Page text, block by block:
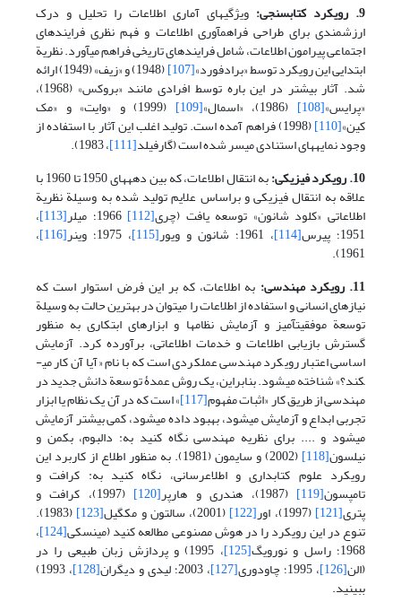
9. رویکرد کتاب­سنجی:
ویژگیهای آماری اطلاعات را تحلیل و درک
ارزشمندی برای طراحی فراهم­آوری اطلاعات و فهم نظری فرایندهای
اجتماعی پیرامون اطلاعات، شامل فرایندهای تاریخی فراهم می­آورد. نظریة
ابتدایی این رویکرد توسط «برادفورد»[107] (1948) و «زیف» (1949) ارائه
شد. آثار بیشتر در این باره توسط افرادی مانند «بروکس» (1968)،
«پرایس»[108] (1986)، «اسمال» [109] (1999) و «وایت» و «مک
کین»[110] (1998) فراهم آمده است. تولید اغلب این آثار با استفاده از
وجود نمایه­های استنادی میسر شده است (گارفیلد[111]
، 1983).
10. رویکرد فیزیکی:
به انتقال اطلاعات، که بین دهه­های 1950 تا 1960 با
علاقه به انتقال فیزیکی و براساس علایم تولید شده به وسیلة نظریة
اطلاعاتی «کلود شانون» توسعه یافت (چری[112] 1966؛ میلر [113] ،
1951؛ پیرس [114] ، 1961؛ شانون و ویور [115] ، 1975؛ وینر [116] ،
1961).
11. رویکرد مهندسی:
به اطلاعات، که بر این فرض استوار است که
نیازهای انسانی و استفاده از اطلاعات را می­توان در بهترین حالت به وسیلة
توسعة موفقیت­آمیز و آزمایش نظامها و ابزارهای ابتکاری به منظور
گسترش بازیابی اطلاعات و خدمات اطلاعاتی، برآورده کرد. آزمایش
اساسی اعتبار رویکرد مهندسی عملکردی است که با نام «آیا آن کار می­
کند؟» شناخته می­شود. بنابراین، یک روش عمدۀ توسعة دانش جدید در
مهندسی از طریق کار «اثبات مفهوم[117] » است که در آن یک نظام یا ابزار
تجربی ابداع و آزمایش می­شود، بهبود داده می­شود، کمی بیشتر آزمایش
می­شود و .... برای نظریه مهندسی نگاه کنید به: دالبوم، بکمن و
نیلسون[118] (2002) و سایمون (1981). به منظور اطلاع از کاربرد این
رویکرد علوم کتابداری و اطلاع­رسانی، نگاه کنید به: کرافت و
تامپسون[119] (1987)، هندری و هارپر [120] (1997)، کرافت و
پتری[121] (1997)، اور [122] (2001)، سالتون و مک­گیل [123]
(1983).
تنوع در این رویکرد را در هوش مصنوعی مطالعه کنید (مینسکی[124] ،
1968؛ راسل و نورویگ [125] ، 1995) و پردازش زبان طبیعی را در
(الن[126] ، 1995؛ چاودوری [127] ، 2003؛ لیدی و دیگران [128] ، 1993)
ببینید.